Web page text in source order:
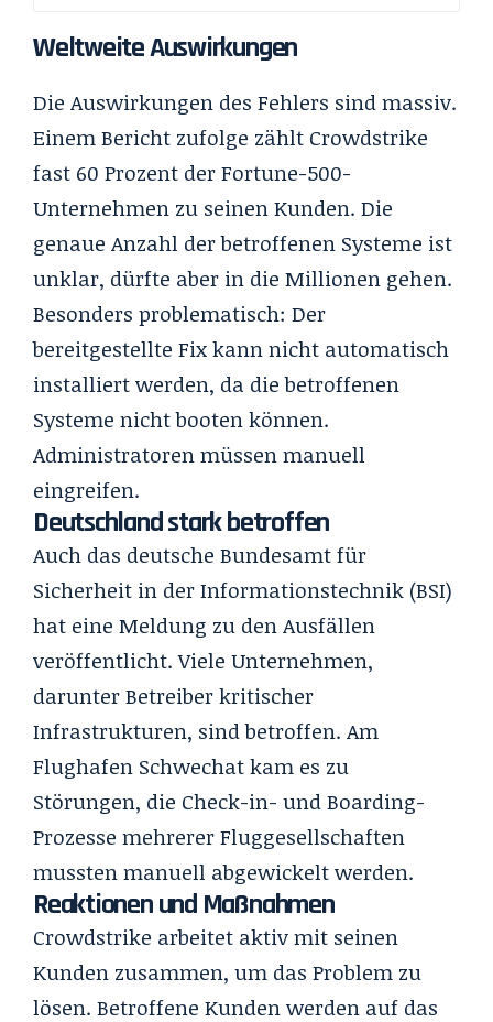
Weltweite Auswirkungen
Die Auswirkungen des Fehlers sind massiv.
Einem Bericht zufolge zählt Crowdstrike
fast 60 Prozent der Fortune-500-
Unternehmen zu seinen Kunden. Die
genaue Anzahl der betroffenen Systeme ist
unklar, dürfte aber in die Millionen gehen.
Besonders problematisch: Der
bereitgestellte Fix kann nicht automatisch
installiert werden, da die betroffenen
Systeme nicht booten können.
Administratoren müssen manuell
eingreifen.
Deutschland stark betroffen
Auch das deutsche Bundesamt für
Sicherheit in der Informationstechnik (BSI)
hat eine Meldung zu den Ausfällen
veröffentlicht. Viele Unternehmen,
darunter Betreiber kritischer
Infrastrukturen, sind betroffen. Am
Flughafen Schwechat kam es zu
Störungen, die Check-in- und Boarding-
Prozesse mehrerer Fluggesellschaften
mussten manuell abgewickelt werden.
Reaktionen und Maßnahmen
Crowdstrike arbeitet aktiv mit seinen
Kunden zusammen, um das Problem zu
lösen. Betroffene Kunden werden auf das